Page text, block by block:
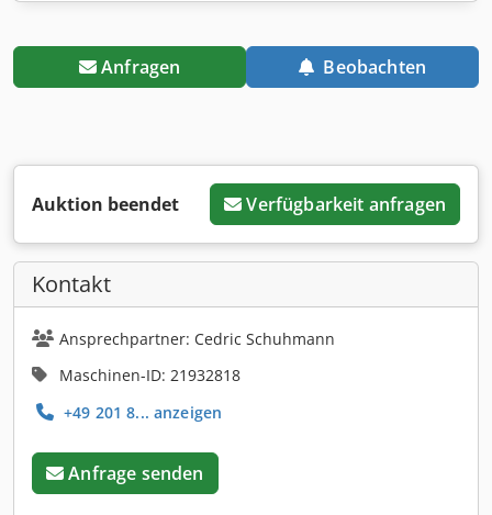
Anfragen Beobachten
Auktion beendet Verfügbarkeit anfragen
Kontakt
Ansprechpartner: Cedric Schuhmann
Maschinen-ID: 21932818
+49 201 8... anzeigen
Anfrage senden